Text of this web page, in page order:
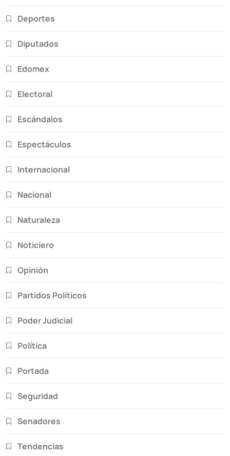
Deportes
Diputados
Edomex
Electoral
Escándalos
Espectáculos
Internacional
Nacional
Naturaleza
Noticiero
Opinión
Partidos Políticos
Poder Judicial
Política
Portada
Seguridad
Senadores
Tendencias